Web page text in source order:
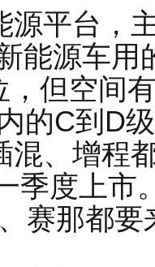
源平台，
能源车
，但空间
的C到D
混、增程
季度上市